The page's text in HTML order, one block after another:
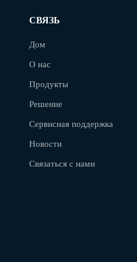
СВЯЗЬ
Дом
О нас
Продукты
Решение
Сервисная поддержка
Новости
Связаться с нами